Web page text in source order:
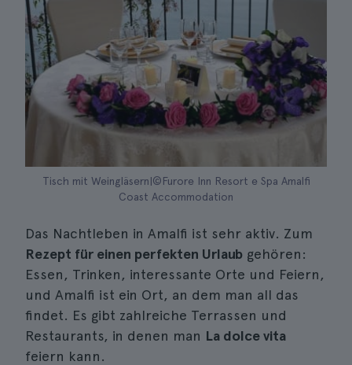
Tisch mit Weingläsern|©Furore Inn Resort e Spa Amalfi
Coast Accommodation
Das Nachtleben in Amalfi ist sehr aktiv. Zum
Rezept für einen perfekten Urlaub gehören:
Essen, Trinken, interessante Orte und Feiern,
und Amalfi ist ein Ort, an dem man all das
findet. Es gibt zahlreiche Terrassen und
Restaurants, in denen man La dolce vita
feiern kann.